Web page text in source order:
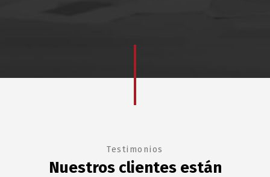
Testimonios
Nuestros clientes están